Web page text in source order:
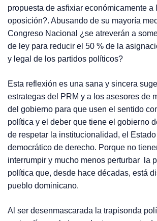
propuesta de asfixiar económicamente a
oposición?. Abusando de su mayoría
Congreso Nacional ¿se atreverán a
de ley para reducir el 50 % de la
y legal de los partidos políticos?
Esta reflexión es una sana y sincera
estrategas del PRM y a los asesores de
del gobierno para que usen el sentido
política y el deber que tiene el gobierno
de respetar la institucionalidad, el
democrático de derecho. Porque no
interrumpir y mucho menos perturbar la
política que, desde hace décadas, está
pueblo dominicano.
Al ser desenmascarada la trapisonda